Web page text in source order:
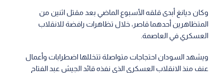
وكان ديانغ أبدى قلقه الأسبوع الماضي بعد مقتل اثنين من
المتظاهرين أحدهما قاصر، خلال تظاهرات رافضة للانقلاب
العسكري في العاصمة.
ويشهد السودان احتجاجات متواصلة تتخللها اضطرابات وأعمال
عنف منذ الانقلاب العسكري الذي نفذه قائد الجيش عبد الفتاح